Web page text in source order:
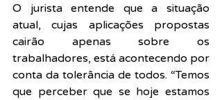
O jurista entende que a situação
atual, cujas aplicações propostas
cairão apenas sobre os
trabalhadores, está acontecendo por
conta da tolerância de todos. “Temos
que perceber que se hoje estamos